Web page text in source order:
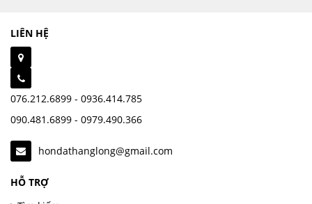
LIÊN HỆ
076.212.6899 - 0936.414.785
090.481.6899 - 0979.490.366
hondathanglong@gmail.com
HỖ TRỢ